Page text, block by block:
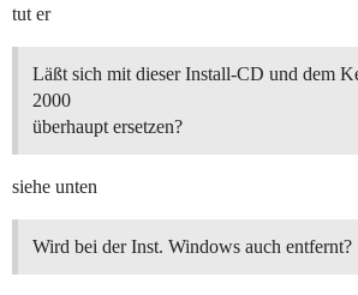
tut er
Läßt sich mit dieser Install-CD und dem
2000
überhaupt ersetzen?
siehe unten
Wird bei der Inst. Windows auch entfernt?